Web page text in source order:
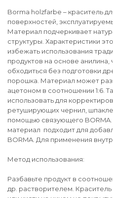
Borma holzfarbe – краситель
поверхностей,
Материал подчеркивает
структуры. Характеристики
избежать использования
продуктов на основе
обходиться без подготовки
порошка. Материал может
ацетоном в соотношении 1:6.
использовать для
ретуширующих чернил,
помощью связующего
материал подходит для
BORMA. Для применения
Метод использования:
Разбавьте продукт в
др. растворителем.